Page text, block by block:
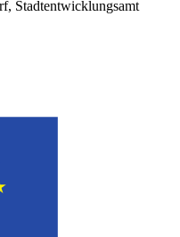
Stadtentwicklungsamt